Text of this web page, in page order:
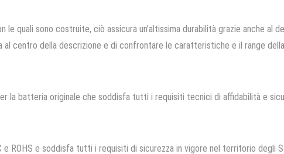
quali sono costruite, ciò assicura un’altissima durabilità grazie anche al
centro della descrizione e di confrontare le caratteristiche e il range
la batteria originale che soddisfa tutti i requisiti tecnici di affidabilità e
e ROHS e soddisfa tutti i requisiti di sicurezza in vigore nel territorio degli